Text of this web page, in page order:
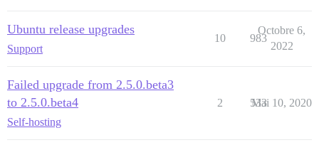
Ubuntu release upgrades
Support
10 983
Octobre 6,
2022
Failed upgrade from 2.5.0.beta3
to 2.5.0.beta4
Self-hosting
2 533
Mai 10, 2020